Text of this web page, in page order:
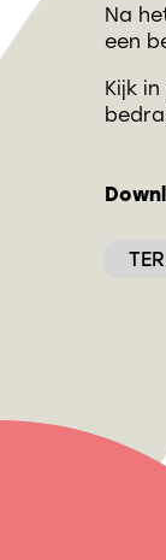
Na
een
Kijk